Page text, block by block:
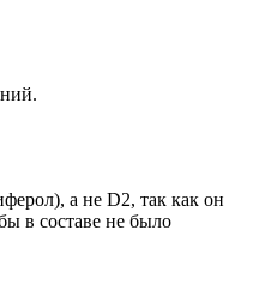
а не D2, так как он
в составе не было